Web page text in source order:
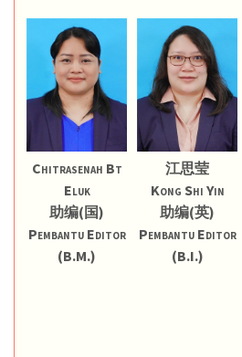
Chitrasenah Bt
Eluk
助编(国)
Pembantu Editor
(B.M.)
江思莹
Kong Shi Yin
助编(英)
Pembantu Editor
(B.I.)